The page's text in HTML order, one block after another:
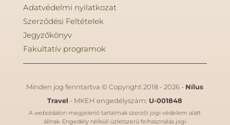
Adatvédelmi nyilatkozat
Szerződési Feltételek
Jegyzőkönyv
Fakultatív programok
Minden jog fenntartva © Copyright 2018 - 2026 - Nílus
Travel - MKEH engedélyszám: U-001848
A weboldalon megjelenő tartalmak szerzői jogi védelem alatt
állnak. Engedély nélküli üzletszerű felhasználás jogi